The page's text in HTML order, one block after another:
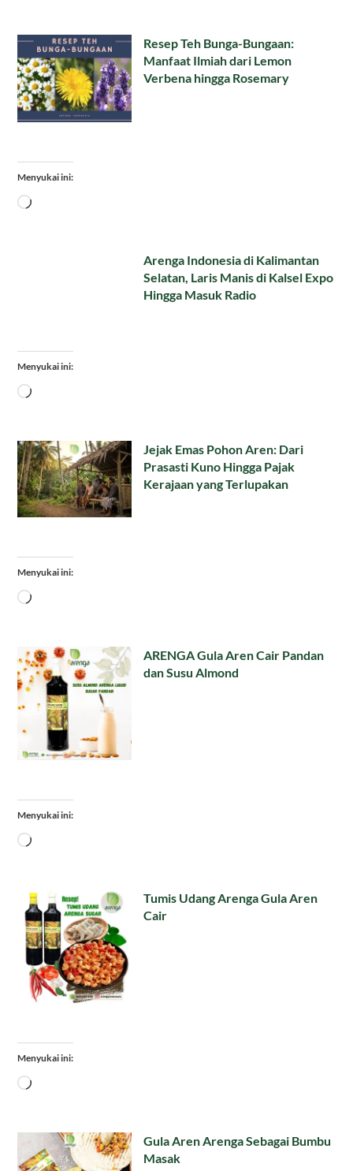
Resep Teh Bunga-Bungaan:
Manfaat Ilmiah dari Lemon
Verbena hingga Rosemary
Menyukai ini:
Memuat...
Arenga Indonesia di Kalimantan
Selatan, Laris Manis di Kalsel Expo
Hingga Masuk Radio
Menyukai ini:
Memuat...
Jejak Emas Pohon Aren: Dari
Prasasti Kuno Hingga Pajak
Kerajaan yang Terlupakan
Menyukai ini:
Memuat...
ARENGA Gula Aren Cair Pandan
dan Susu Almond
Menyukai ini:
Memuat...
Tumis Udang Arenga Gula Aren
Cair
Menyukai ini:
Memuat...
Gula Aren Arenga Sebagai Bumbu
Masak